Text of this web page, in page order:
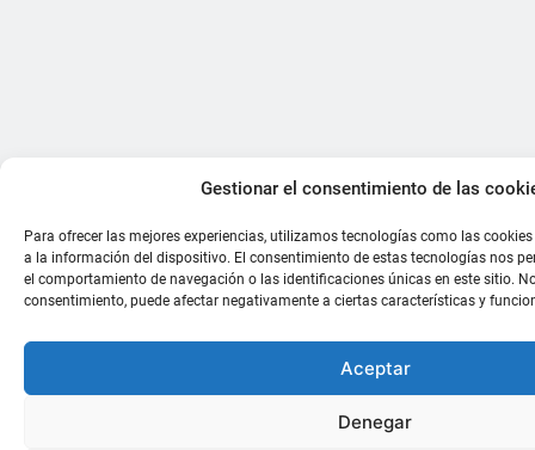
Gestionar el consentimiento de las
Para ofrecer las mejores experiencias, utilizamos tecnologías como las
a la información del dispositivo. El consentimiento de estas tecnologías nos
el comportamiento de navegación o las identificaciones únicas en este sitio.
consentimiento, puede afectar negativamente a ciertas características y
Aceptar
Denegar